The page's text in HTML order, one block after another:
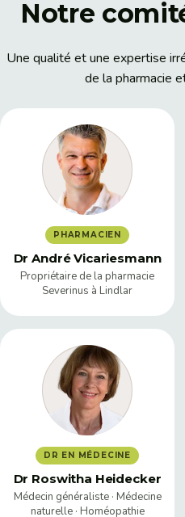
Notre
Une qualité et une expertise
de la pharmacie
PHARMACIEN
Dr André Vicariesmann
Propriétaire de la pharmacie
Severinus à Lindlar
DR EN MÉDECINE
Dr Roswitha Heidecker
Médecin généraliste · Médecine
naturelle · Homéopathie